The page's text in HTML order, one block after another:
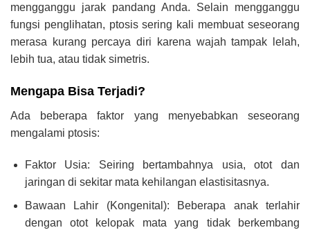
mengganggu jarak pandang Anda. Selain mengganggu
fungsi penglihatan, ptosis sering kali membuat seseorang
merasa kurang percaya diri karena wajah tampak lelah,
lebih tua, atau tidak simetris.
Mengapa Bisa Terjadi?
Ada beberapa faktor yang menyebabkan seseorang
mengalami ptosis:
Faktor Usia: Seiring bertambahnya usia, otot dan
jaringan di sekitar mata kehilangan elastisitasnya.
Bawaan Lahir (Kongenital): Beberapa anak terlahir
dengan otot kelopak mata yang tidak berkembang